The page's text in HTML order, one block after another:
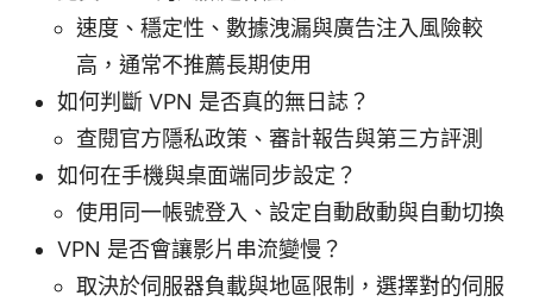
速度、穩定性、數據洩漏與廣告注入風險較
高，通常不推薦長期使用
如何判斷 VPN 是否真的無日誌？
查閱官方隱私政策、審計報告與第三方評測
如何在手機與桌面端同步設定？
使用同一帳號登入、設定自動啟動與自動切換
VPN 是否會讓影片串流變慢？
取決於伺服器負載與地區限制，選擇對的伺服